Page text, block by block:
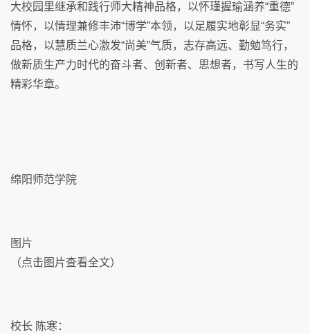
大校园里继承和践行师大精神品格，以怀瑾握瑜涵养“重德”
情怀，以情理兼修丰沛“博学”本领，以足履实地彰显“务实”
品格，以慧质兰心激发“尚美”气质，志存高远、勤勉笃行，
做新质生产力时代的奋斗者、创新者、思想者，书写人生的
精彩华章。
绵阳师范学院
图片
（点击图片查看全文）
校长 陈寒：